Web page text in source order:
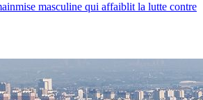
masculine qui affaiblit la lutte contre